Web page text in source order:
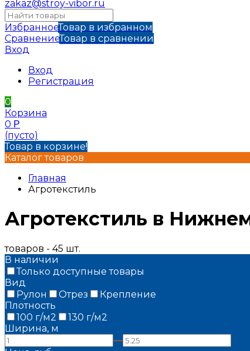
zakaz@stroy-vibor.ru
ИзбранноеТовар в избранном
СравнениеТовар в сравнении
Вход
Вход
Регистрация
0
Корзина
0 Р
(пусто)
Товар в корзине!
Каталог товаров
Главная
Агротекстиль
Агротекстиль в
товаров - 45 шт.
В наличии
Только доступные товары
Вид
Рулон
Отрез
Крепление
Плотность
100 г/м2
130 г/м2
Ширина, м
—